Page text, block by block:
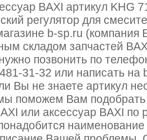
BAXI артикул KHG
регулятор для
b-sp.ru (компания
складом запчастей
позвонить по
31-32 или написать на
Вы не знаете артикул
поможем Вам
или аксессуар BAXI